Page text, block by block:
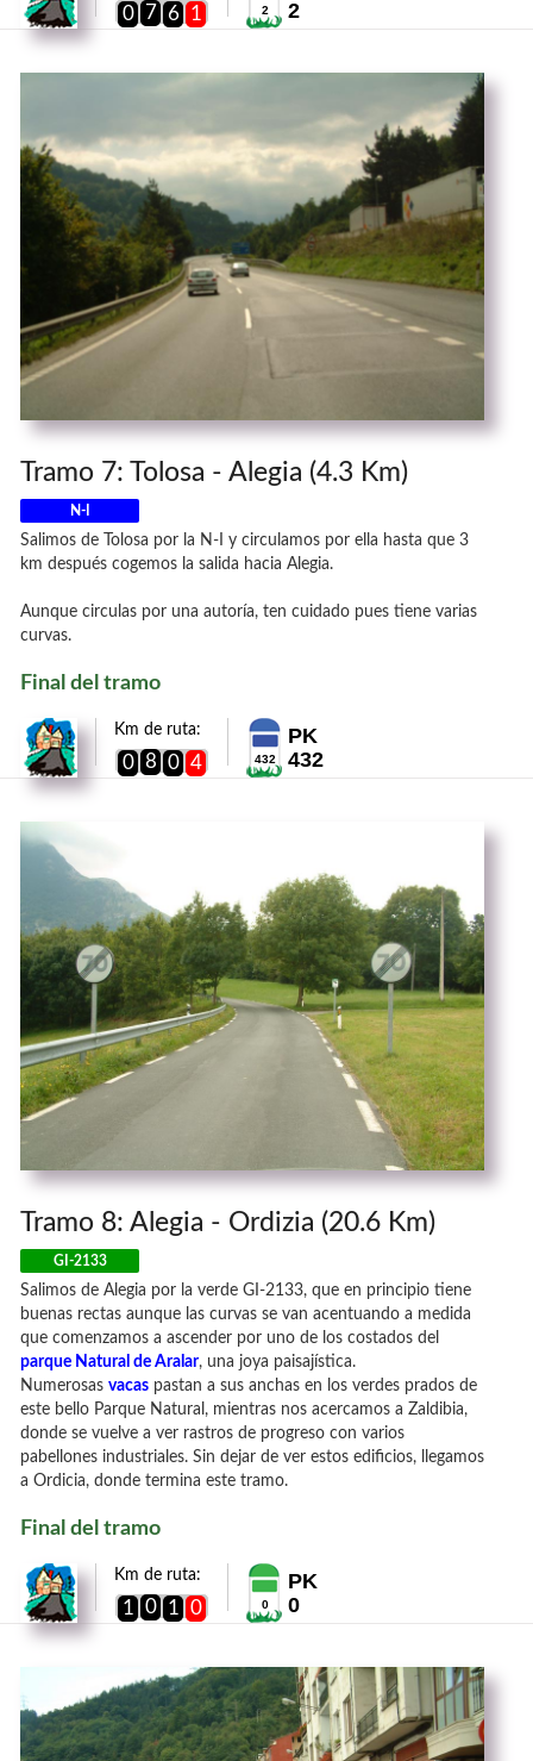
0 7 6 1 2 2
Tramo 7: Tolosa - Alegia (4.3 Km)
N-I
Salimos de Tolosa por la N-I y circulamos por ella hasta que 3
km después cogemos la salida hacia Alegia.
Aunque circulas por una autoría, ten cuidado pues tiene varias
curvas.
Final del tramo
Km de ruta:
0 8 0 4 432
PK
432
Tramo 8: Alegia - Ordizia (20.6 Km)
GI-2133
Salimos de Alegia por la verde GI-2133, que en principio tiene
buenas rectas aunque las curvas se van acentuando a medida
que comenzamos a ascender por uno de los costados del
parque Natural de Aralar, una joya paisajística.
Numerosas vacas pastan a sus anchas en los verdes prados de
este bello Parque Natural, mientras nos acercamos a Zaldibia,
donde se vuelve a ver rastros de progreso con varios
pabellones industriales. Sin dejar de ver estos edificios, llegamos
a Ordicia, donde termina este tramo.
Final del tramo
Km de ruta:
1 0 1 0 0
PK
0